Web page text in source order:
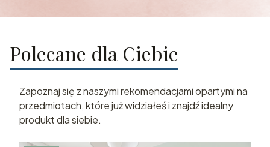
Polecane dla Ciebie
Zapoznaj się z naszymi rekomendacjami opartymi na
przedmiotach, które już widziałeś i znajdź idealny
produkt dla siebie.